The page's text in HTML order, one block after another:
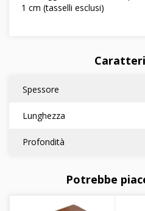
1 cm (tasselli esclusi)
Spessore
Lunghezza
Profondità
Potrebbe